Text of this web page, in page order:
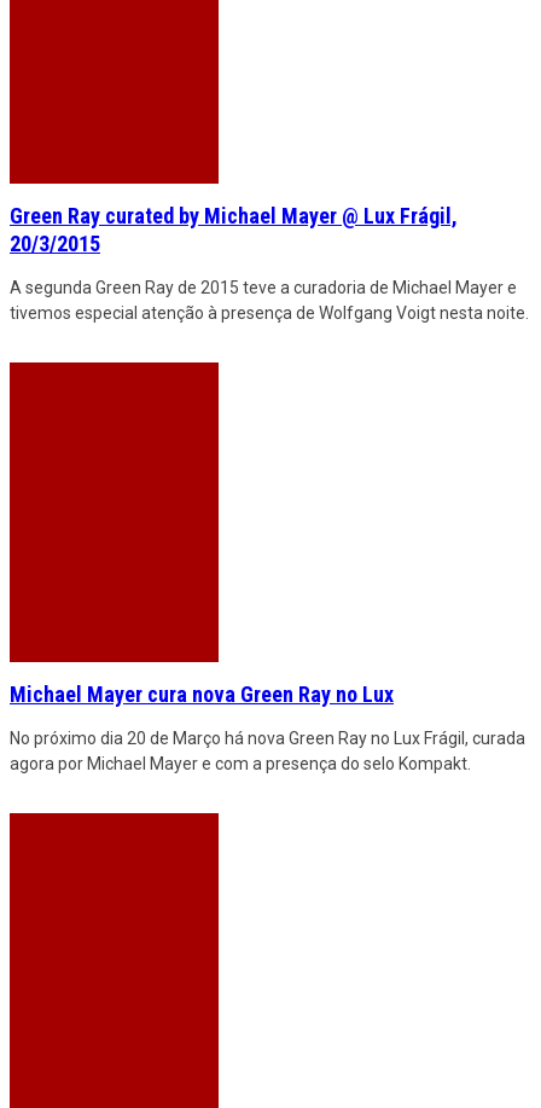
Green Ray curated by Michael Mayer @ Lux Frágil,
20/3/2015
A segunda Green Ray de 2015 teve a curadoria de Michael Mayer e
tivemos especial atenção à presença de Wolfgang Voigt nesta noite.
Michael Mayer cura nova Green Ray no Lux
No próximo dia 20 de Março há nova Green Ray no Lux Frágil, curada
agora por Michael Mayer e com a presença do selo Kompakt.